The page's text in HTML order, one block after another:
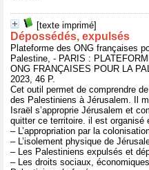
[texte imprimé]
Dépossédés, expulsés
Plateforme des ONG françaises
Palestine, - PARIS :
ONG FRANÇAISES POUR LA
2023, 46 P.
Cet outil permet de comprendre
des Palestiniens à Jérusalem. Il
Israël s’approprie Jérusalem et
quitter ce territoire. il est organisé
– L’appropriation par la
– L’isolement physique de
– Les Palestiniens expulsés et
– Les droits sociaux,